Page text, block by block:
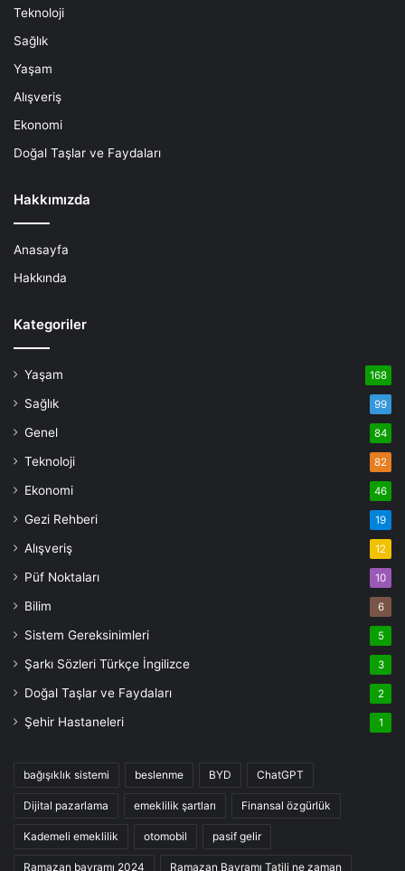
Teknoloji
Sağlık
Yaşam
Alışveriş
Ekonomi
Doğal Taşlar ve Faydaları
Hakkımızda
Anasayfa
Hakkında
Kategoriler
Yaşam 168
Sağlık 99
Genel 84
Teknoloji 82
Ekonomi 46
Gezi Rehberi 19
Alışveriş 12
Püf Noktaları 10
Bilim 6
Sistem Gereksinimleri 5
Şarkı Sözleri Türkçe İngilizce 3
Doğal Taşlar ve Faydaları 2
Şehir Hastaneleri 1
bağışıklık sistemi beslenme BYD ChatGPT
Dijital pazarlama emeklilik şartları Finansal özgürlük
Kademeli emeklilik otomobil pasif gelir
Ramazan bayramı 2024 Ramazan Bayramı Tatili ne zaman